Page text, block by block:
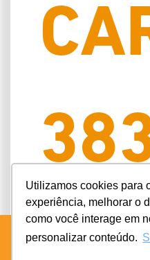
BAIXE O APP
Utilizamos cookies para
experiência, melhorar o
como você interage em
personalizar conteúdo.